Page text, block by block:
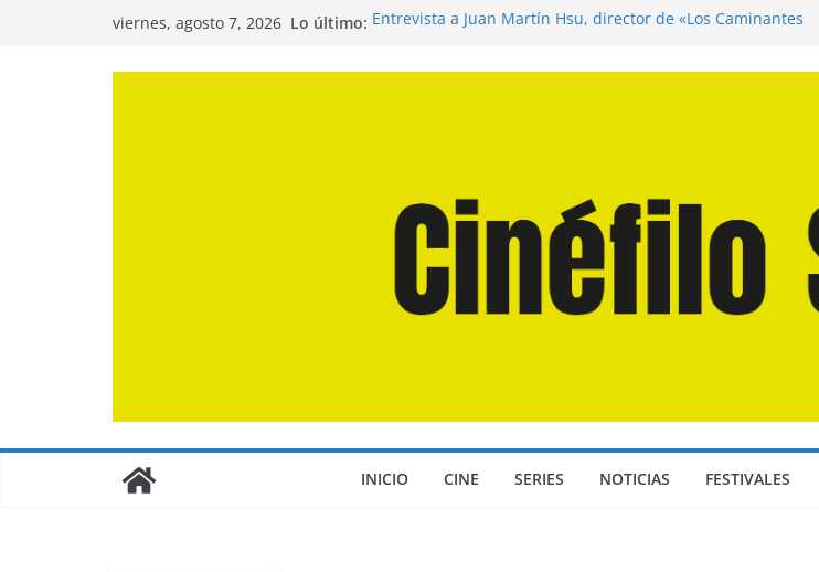
viernes, agosto 7, 2026 Lo último: Entrevista a Juan Martín Hsu, director de «Los Caminantes
INICIO CINE SERIES NOTICIAS FESTIVALES